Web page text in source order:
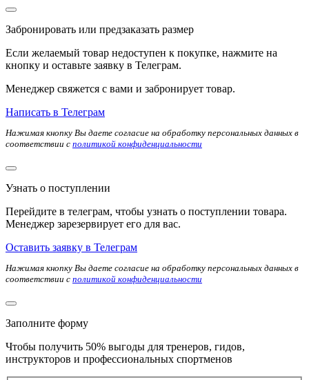
Забронировать или предзаказать размер
Если желаемый товар недоступен к покупке, нажмите на
кнопку и оставьте заявку в Телеграм.
Менеджер свяжется с вами и забронирует товар.
Написать в Телеграм
Нажимая кнопку Вы даете согласие на обработку персональных данных в
соответствии с политикой конфиденциальности
Узнать о поступлении
Перейдите в телеграм, чтобы узнать о поступлении товара.
Менеджер зарезервирует его для вас.
Оставить заявку в Телеграм
Нажимая кнопку Вы даете согласие на обработку персональных данных в
соответствии с политикой конфиденциальности
Заполните форму
Чтобы получить 50% выгоды для тренеров, гидов,
инструкторов и профессиональных спортменов